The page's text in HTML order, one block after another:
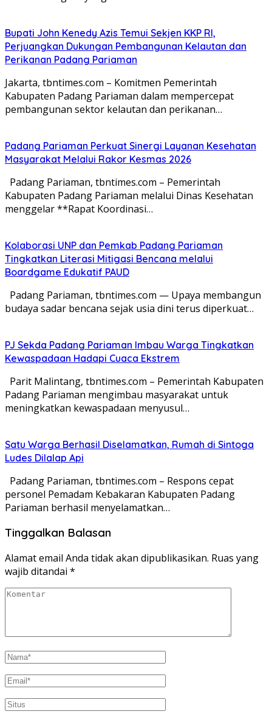
Bupati John Kenedy Azis Temui Sekjen KKP RI,
Perjuangkan Dukungan Pembangunan Kelautan dan
Perikanan Padang Pariaman
Jakarta, tbntimes.com – Komitmen Pemerintah
Kabupaten Padang Pariaman dalam mempercepat
pembangunan sektor kelautan dan perikanan…
Padang Pariaman Perkuat Sinergi Layanan Kesehatan
Masyarakat Melalui Rakor Kesmas 2026
Padang Pariaman, tbntimes.com – Pemerintah
Kabupaten Padang Pariaman melalui Dinas Kesehatan
menggelar **Rapat Koordinasi…
Kolaborasi UNP dan Pemkab Padang Pariaman
Tingkatkan Literasi Mitigasi Bencana melalui
Boardgame Edukatif PAUD
Padang Pariaman, tbntimes.com — Upaya membangun
budaya sadar bencana sejak usia dini terus diperkuat…
PJ Sekda Padang Pariaman Imbau Warga Tingkatkan
Kewaspadaan Hadapi Cuaca Ekstrem
Parit Malintang, tbntimes.com – Pemerintah Kabupaten
Padang Pariaman mengimbau masyarakat untuk
meningkatkan kewaspadaan menyusul…
Satu Warga Berhasil Diselamatkan, Rumah di Sintoga
Ludes Dilalap Api
Padang Pariaman, tbntimes.com – Respons cepat
personel Pemadam Kebakaran Kabupaten Padang
Pariaman berhasil menyelamatkan…
Tinggalkan Balasan
Alamat email Anda tidak akan dipublikasikan. Ruas yang
wajib ditandai *